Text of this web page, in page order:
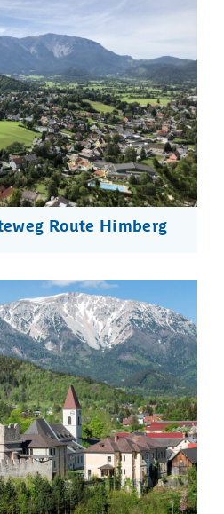
Route Himberg